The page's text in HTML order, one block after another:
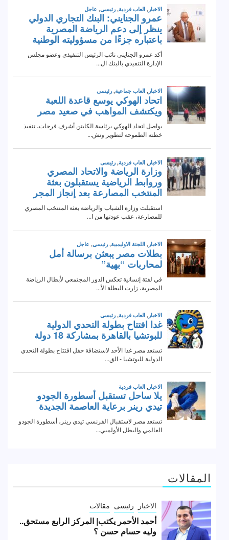
المقالات
الاخبار رئيسى مقالات
أحمد الأحمر يكتب| المركز الرابع مستحق..
وليه حسام حسن ؟